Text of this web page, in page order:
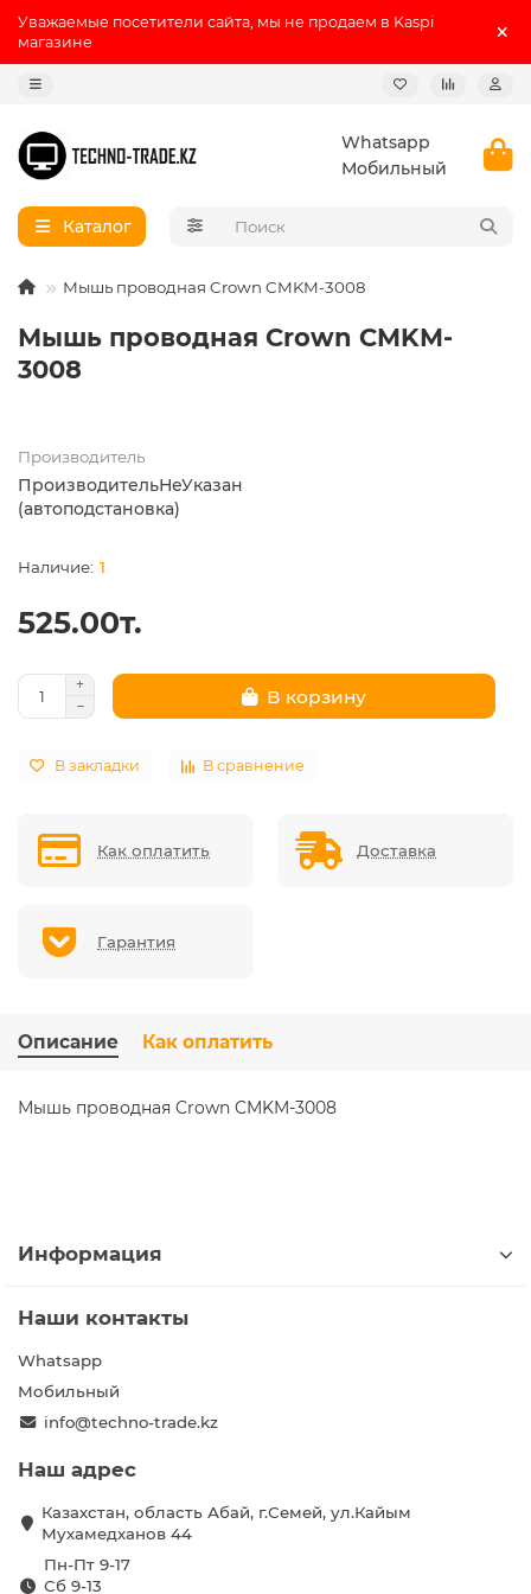
Уважаемые посетители сайта, мы не продаем в Kaspi
магазине
Whatsapp
Мобильный
Каталог
Мышь проводная Crown CMKM-3008
Мышь проводная Crown CMKM-
3008
Производитель
ПроизводительНеУказан
(автоподстановка)
1
525.00т.
В корзину
В закладки В сравнение
Как оплатить Доставка
Гарантия
Описание Как оплатить
Мышь проводная Crown CMKM-3008
Информация
Наши контакты
Whatsapp
Мобильный
info@techno-trade.kz
Наш адрес
Казахстан, область Абай, г.Семей, ул.Кайым
Мухамедханов 44
Пн-Пт 9-17
Сб 9-13